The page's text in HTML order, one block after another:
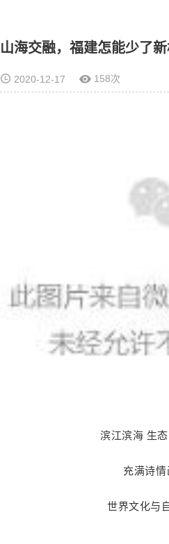
山海交融，福建怎能少了
2020-12-17 158次
滨江滨海 生
充满诗情
世界文化与